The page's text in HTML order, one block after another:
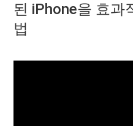
된 iPhone을 효과
법